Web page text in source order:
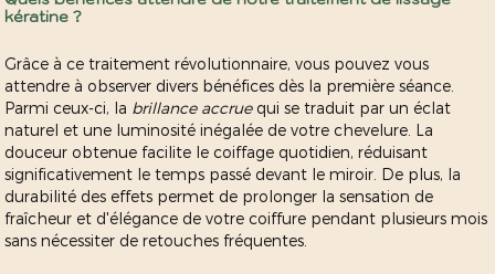
kératine ?
Grâce à ce traitement révolutionnaire, vous pouvez vous
attendre à observer divers bénéfices dès la première séance.
Parmi ceux-ci, la brillance accruequi se traduit par un éclat
naturel et une luminosité inégalée de votre chevelure. La
douceur obtenue facilite le coiffage quotidien, réduisant
significativement le temps passé devant le miroir. De plus, la
durabilité des effets permet de prolonger la sensation de
fraîcheur et d'élégance de votre coiffure pendant plusieurs mois
sans nécessiter de retouches fréquentes.